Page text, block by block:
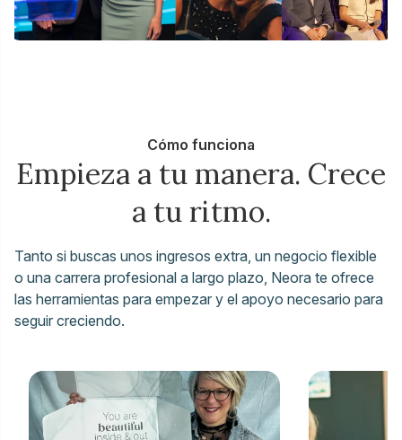
Cómo funciona
Empieza a tu manera. Crece
a tu ritmo.
Tanto si buscas unos ingresos extra, un negocio flexible
o una carrera profesional a largo plazo, Neora te ofrece
las herramientas para empezar y el apoyo necesario para
seguir creciendo.